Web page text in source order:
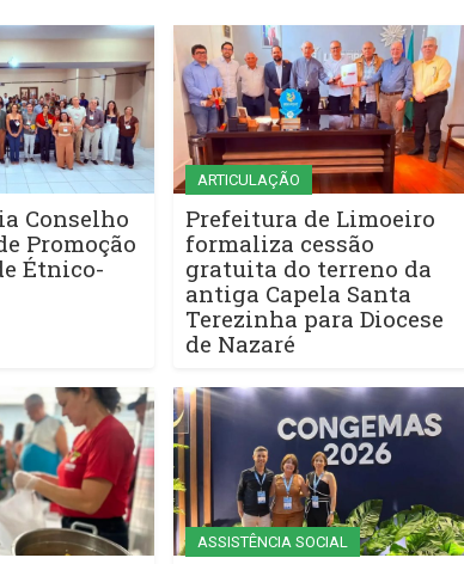
Conselho
Promoção
Étnico-
ARTICULAÇÃO
Prefeitura de Limoeiro
formaliza cessão
gratuita do terreno da
antiga Capela Santa
Terezinha para Diocese
de Nazaré
ASSISTÊNCIA SOCIAL